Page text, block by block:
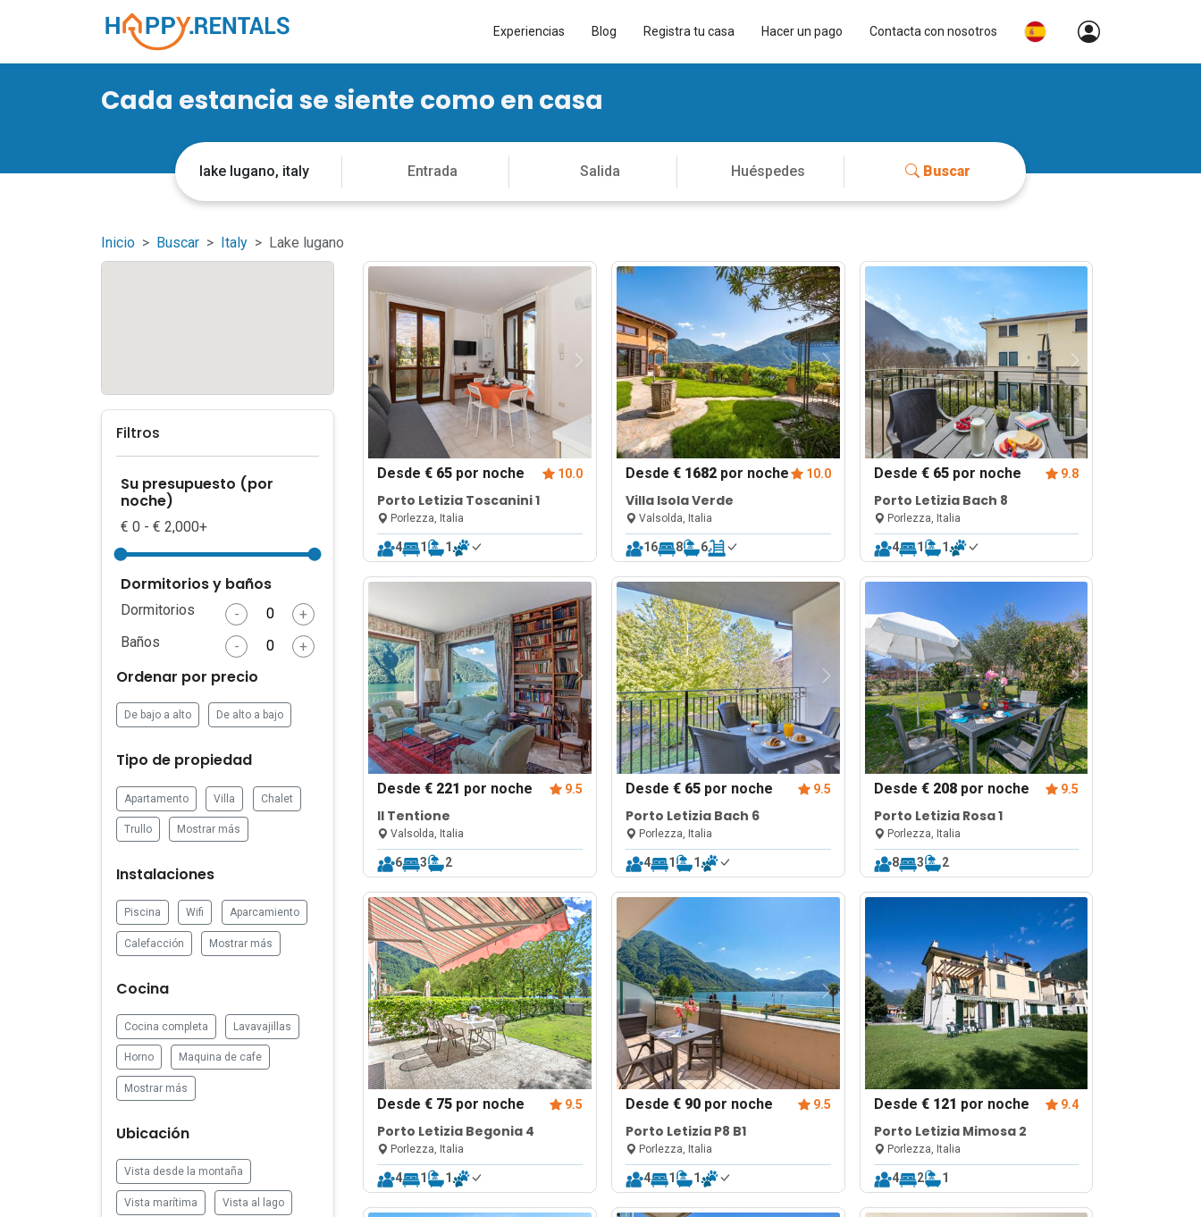
Experiencias Blog Registra tu casa Hacer un pago Contacta con nosotros
Cada estancia se siente como en casa
Buscar
Inicio Buscar Italy Lake lugano
Filtros
Su presupuesto (por
noche)
€ 0 - € 2,000+
Dormitorios y baños
Dormitorios -
+
Baños
- +
Ordenar por precio
De bajo a alto De alto a bajo
Tipo de propiedad
Apartamento Villa Chalet
Trullo Mostrar más
Instalaciones
Piscina Wifi Aparcamiento
Calefacción Mostrar más
Cocina
Cocina completa Lavavajillas
Horno Maquina de cafe
Mostrar más
Ubicación
Vista desde la montaña
Vista marítima Vista al lago
Desde€ 65 por noche 10.0
Porto Letizia Toscanini 1
Porlezza, Italia
4 1 1
Desde € 1682por noche 10.0
Villa Isola Verde
Valsolda, Italia
16 8 6
Desde € 65por noche 9.8
Porto Letizia Bach 8
Porlezza, Italia
4 1 1
Desde€ 221 por noche 9.5
Il Tentione
Valsolda, Italia
6 3 2
Desde € 65por noche 9.5
Porto Letizia Bach 6
Porlezza, Italia
4 1 1
Desde € 208por noche 9.5
Porto Letizia Rosa 1
Porlezza, Italia
8 3 2
Desde€ 75 por noche 9.5
Porto Letizia Begonia 4
Porlezza, Italia
4 1 1
Desde € 90por noche 9.5
Porto Letizia P8 B1
Porlezza, Italia
4 1 1
Desde € 121 por noche 9.4
Porto Letizia Mimosa 2
Porlezza, Italia
4 2 1